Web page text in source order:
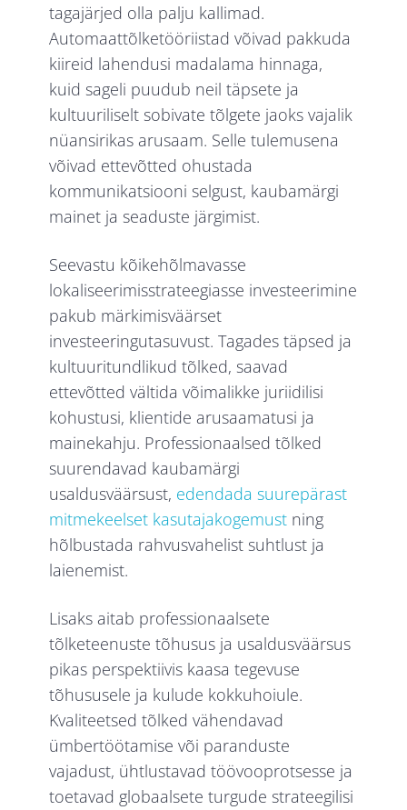
tagajärjed olla palju kallimad.
Automaattõlketööriistad võivad pakkuda
kiireid lahendusi madalama hinnaga,
kuid sageli puudub neil täpsete ja
kultuuriliselt sobivate tõlgete jaoks vajalik
nüansirikas arusaam. Selle tulemusena
võivad ettevõtted ohustada
kommunikatsiooni selgust, kaubamärgi
mainet ja seaduste järgimist.
Seevastu kõikehõlmavasse
lokaliseerimisstrateegiasse investeerimine
pakub märkimisväärset
investeeringutasuvust. Tagades täpsed ja
kultuuritundlikud tõlked, saavad
ettevõtted vältida võimalikke juriidilisi
kohustusi, klientide arusaamatusi ja
mainekahju. Professionaalsed tõlked
suurendavad kaubamärgi
usaldusväärsust, edendada suurepärast
mitmekeelset kasutajakogemust ning
hõlbustada rahvusvahelist suhtlust ja
laienemist.
Lisaks aitab professionaalsete
tõlketeenuste tõhusus ja usaldusväärsus
pikas perspektiivis kaasa tegevuse
tõhususele ja kulude kokkuhoiule.
Kvaliteetsed tõlked vähendavad
ümbertöötamise või paranduste
vajadust, ühtlustavad töövooprotsesse ja
toetavad globaalsete turgude strateegilisi